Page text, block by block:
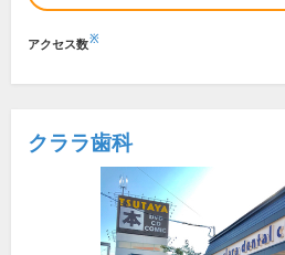
アクセス数※
クララ歯科